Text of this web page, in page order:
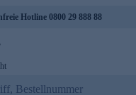
Hotline 0800 29 888 88